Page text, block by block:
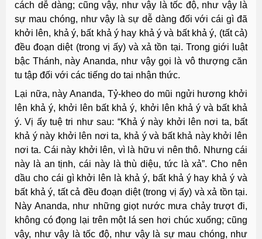
cách dễ dàng; cũng vậy, như vậy là tốc độ, như vậy là
sự mau chóng, như vậy là sự dễ dàng đối với cái gì đã
khởi lên, khả ý, bất khả ý hay khả ý và bất khả ý, (tất cả)
đều đoạn diệt (trong vị ấy) và xả tồn tại. Trong giới luật
bậc Thánh, này Ananda, như vậy gọi là vô thượng căn
tu tập đối với các tiếng do tai nhận thức.
Lại nữa, này Ananda, Tỷ-kheo do mũi ngửi hương khởi
lên khả ý, khởi lên bất khả ý, khởi lên khả ý và bất khả
ý. Vị ấy tuệ tri như sau: “Khả ý này khởi lên nơi ta, bất
khả ý này khởi lên nơi ta, khả ý và bất khả này khởi lên
nơi ta. Cái này khởi lên, vì là hữu vi nên thô. Nhưng cái
này là an tịnh, cái này là thù diệu, tức là xả”. Cho nên
dầu cho cái gì khởi lên là khả ý, bất khả ý hay khả ý và
bất khả ý, tất cả đều đoạn diệt (trong vị ấy) và xả tồn tại.
Này Ananda, như những giọt nước mưa chảy trượt đi,
không có đọng lại trên một lá sen hơi chúc xuống; cũng
vậy, như vậy là tốc độ, như vậy là sự mau chóng, như